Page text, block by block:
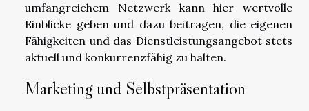
umfangreichem Netzwerk kann hier wertvolle
Einblicke geben und dazu beitragen, die eigenen
Fähigkeiten und das Dienstleistungsangebot stets
aktuell und konkurrenzfähig zu halten.
Marketing und Selbstpräsentation